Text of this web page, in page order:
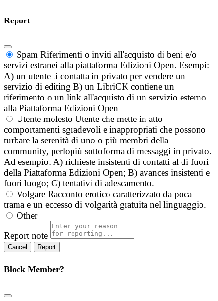
Report
Spam Riferimenti o inviti all'acquisto di beni e/o
servizi estranei alla piattaforma Edizioni Open. Esempi:
A) un utente ti contatta in privato per vendere un
servizio di editing B) un LibriCK contiene un
riferimento o un link all'acquisto di un servizio esterno
alla Piattaforma Edizioni Open
Utente molesto Utente che mette in atto
comportamenti sgradevoli e inappropriati che possono
turbare la serenità di uno o più membri della
community, perlopiù sottoforma di messaggi in privato.
Ad esempio: A) richieste insistenti di contatti al di fuori
della Piattaforma Edizioni Open; B) avances insistenti e
fuori luogo; C) tentativi di adescamento.
Volgare Racconto erotico caratterizzato da poca
trama e un eccesso di volgarità gratuita nel linguaggio.
Other
Report note
Report
Block Member?